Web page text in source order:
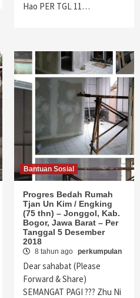
Hao PER TGL 11…
Bantuan Sosial
Progres Bedah Rumah
Tjan Un Kim / Engking
(75 thn) – Jonggol, Kab.
Bogor, Jawa Barat – Per
Tanggal 5 Desember
2018
8 tahun ago perkumpulan
Dear sahabat (Please
Forward & Share)
SEMANGAT PAGI ??? Zhu Ni